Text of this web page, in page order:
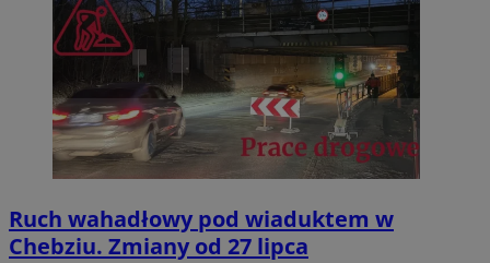
Ruch wahadłowy pod wiaduktem w
Chebziu. Zmiany od 27 lipca